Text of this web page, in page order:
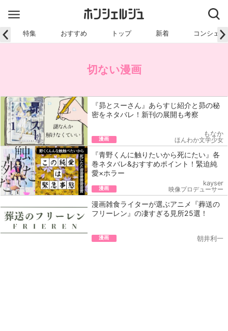
特集 おすすめ トップ 新着 コンシェ
切ない漫画
『昴とスーさん』あらすじ紹介と昴の秘
密をネタバレ！新刊の展開も考察
漫画
もなか
ほんわか文学少女
『青野くんに触りたいから死にたい』各
巻ネタバレ&おすすめポイント！緊迫純
愛×ホラー
漫画
kayser
映像プロデューサー
漫画雑食ライターが選ぶアニメ『葬送の
フリーレン』の凄すぎる見所25選！
漫画 朝井利一